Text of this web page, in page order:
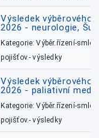
Výsledek výběrového
2026 - neurologie,
Kategorie: Výběr.řízení-
pojišťov.- výsledky
Výsledek výběrového
2026 - paliativní
Kategorie: Výběr.řízení-
pojišťov.- výsledky